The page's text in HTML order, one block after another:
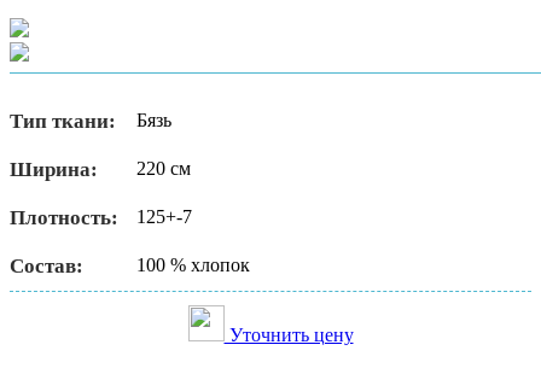
Тип ткани: Бязь
Ширина: 220 см
Плотность: 125+-7
Состав: 100 % хлопок
Уточнить цену